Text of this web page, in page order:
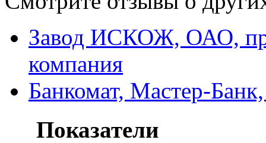
Завод ИСКОЖ, ОАО,
компания
Банкомат, Мастер-
Показатели